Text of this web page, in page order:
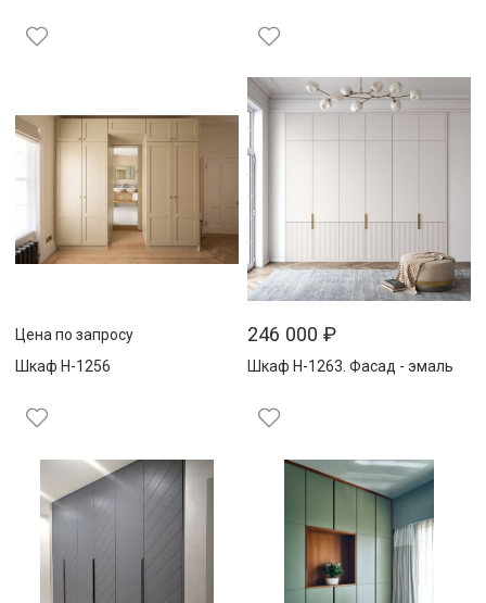
Цена по запросу
Шкаф Н-1256
246 000₽
Шкаф Н-1263. Фасад - эмаль